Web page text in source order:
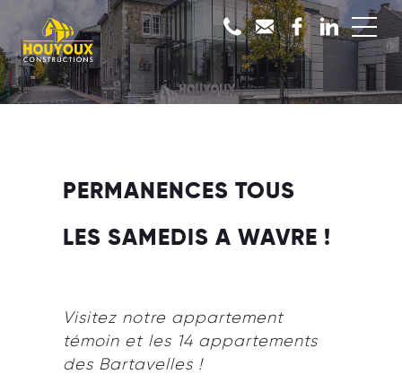
PERMANENCES TOUS
LES SAMEDIS A WAVRE !
Visitez notre appartement
témoin et les 14 appartements
des Bartavelles !